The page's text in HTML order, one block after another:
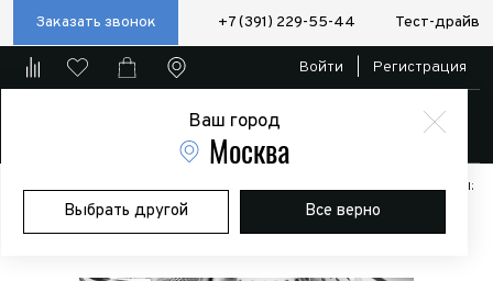
Заказать звонок +7 (391) 229-55-44 Тест-драйв
Ваш город
Москва
Выбрать другой Все верно
Войти Регистрация
Главная Магазин Дополнительное оборудование
Аксессуары:
Полезные мелочи
Горелка газовая Kovea Scout Stove